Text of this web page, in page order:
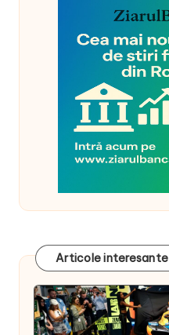
Articole interesante